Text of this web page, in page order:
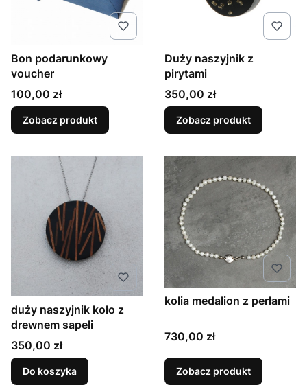
Bon podarunkowy
voucher
Cena
100,00 zł
Zobacz produkt
Duży naszyjnik z
pirytami
Cena
350,00 zł
Zobacz produkt
duży naszyjnik koło z
drewnem sapeli
Cena
350,00 zł
Do koszyka
kolia medalion z perłami
Cena
730,00 zł
Zobacz produkt